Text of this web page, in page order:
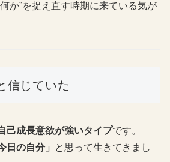
か”を捉え直す時期に来ている気が
信じていた
己成長意欲が強いタイプです。
日の自分」
と思って生きてきまし